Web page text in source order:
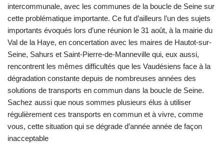
intercommunale, avec les communes de la boucle de Seine sur
cette problématique importante. Ce fut d’ailleurs l’un des sujets
importants évoqués lors d’une réunion le 31 août, à la mairie du
Val de la Haye, en concertation avec les maires de Hautot-sur-
Seine, Sahurs et Saint-Pierre-de-Manneville qui, eux aussi,
rencontrent les mêmes difficultés que les Vaudésiens face à la
dégradation constante depuis de nombreuses années des
solutions de transports en commun dans la boucle de Seine.
Sachez aussi que nous sommes plusieurs élus à utiliser
régulièrement ces transports en commun et à vivre, comme
vous, cette situation qui se dégrade d’année année de façon
inacceptable